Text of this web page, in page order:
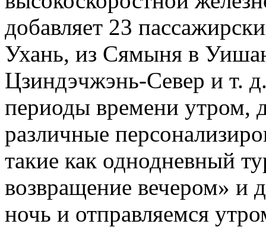
добавляет 23
Ухань, из Сямыня в
Цзиндэчжэнь-Север и т.
периоды времени утром,
различные
такие как однодневный
возвращение вечером» и
ночь и отправляемся